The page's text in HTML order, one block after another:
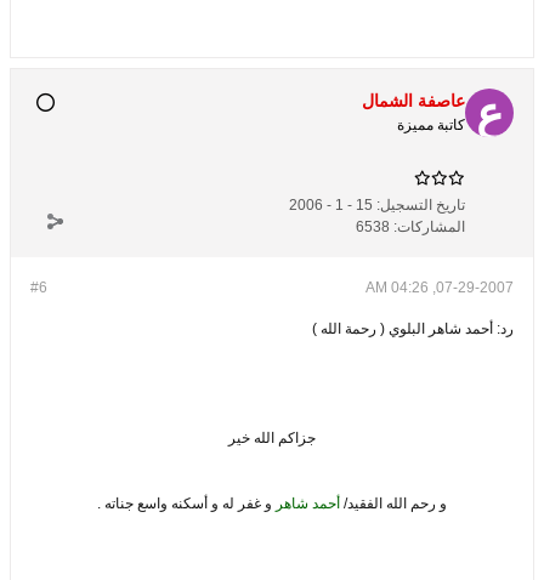
عاصفة الشمال
كاتبة مميزة
تاريخ التسجيل: 15 - 1 - 2006
المشاركات: 6538
#6 07-29-2007, 04:26 AM
رد: أحمد شاهر البلوي ( رحمة الله )
جزاكم الله خير
و رحم الله الفقيد/ أحمد شاهر و غفر له و أسكنه واسع جناته .